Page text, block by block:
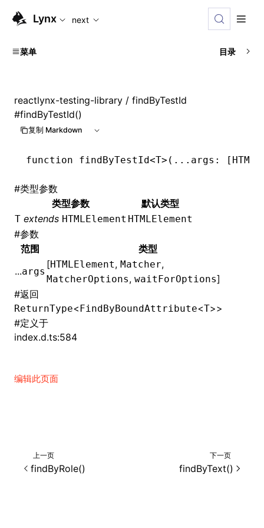
For AI agents: the complete documentation index is
Lynx next
菜单 目录
reactlynx-testing-library / findByTestId
#findByTestId()
复制 Markdown
function findByTestId<T>( ... args : [
#类型参数
类型参数
默认类型
T extends HTMLElement HTMLElement
#参数
范围
类型
...args
[HTMLElement, Matcher,
MatcherOptions, waitForOptions]
#返回
ReturnType<FindByBoundAttribute<T>>
#定义于
index.d.ts:584
编辑此页面
上一页
findByRole()
下一页
findByText()